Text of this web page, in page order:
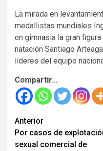
La mirada en
medallistas mundiales
en gimnasia la gran
natación Santiago
líderes del equipo
Compartir...
Seguir
leyendo
Anterior
Por casos de
sexual comercial de